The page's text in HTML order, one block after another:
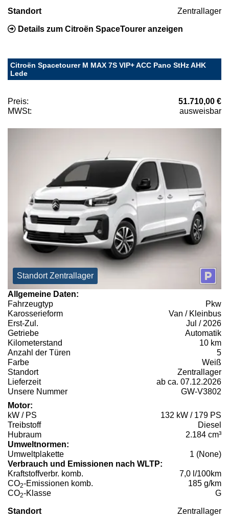
Standort Zentrallager
Details zum Citroën SpaceTourer anzeigen
Citroën Spacetourer M MAX 7S VIP+ ACC Pano StHz AHK
Lede
Preis:
51.710,00 €
MWSt:
ausweisbar
Standort Zentrallager
Allgemeine Daten:
Fahrzeugtyp
Pkw
Karosserieform
Van / Kleinbus
Erst-Zul.
Jul / 2026
Getriebe
Automatik
Kilometerstand
10 km
Anzahl der Türen
5
Farbe
Weiß
Standort
Zentrallager
Lieferzeit
ab ca. 07.12.2026
Unsere Nummer
GW-V3802
Motor:
kW / PS
132 kW / 179 PS
Treibstoff
Diesel
Hubraum
2.184 cm³
Umweltnormen:
Umweltplakette
1 (None)
Verbrauch und Emissionen nach WLTP:
Kraftstoffverbr. komb.
7,0 l/100km
CO2-Emissionen komb.
185 g/km
CO2-Klasse G
Standort Zentrallager